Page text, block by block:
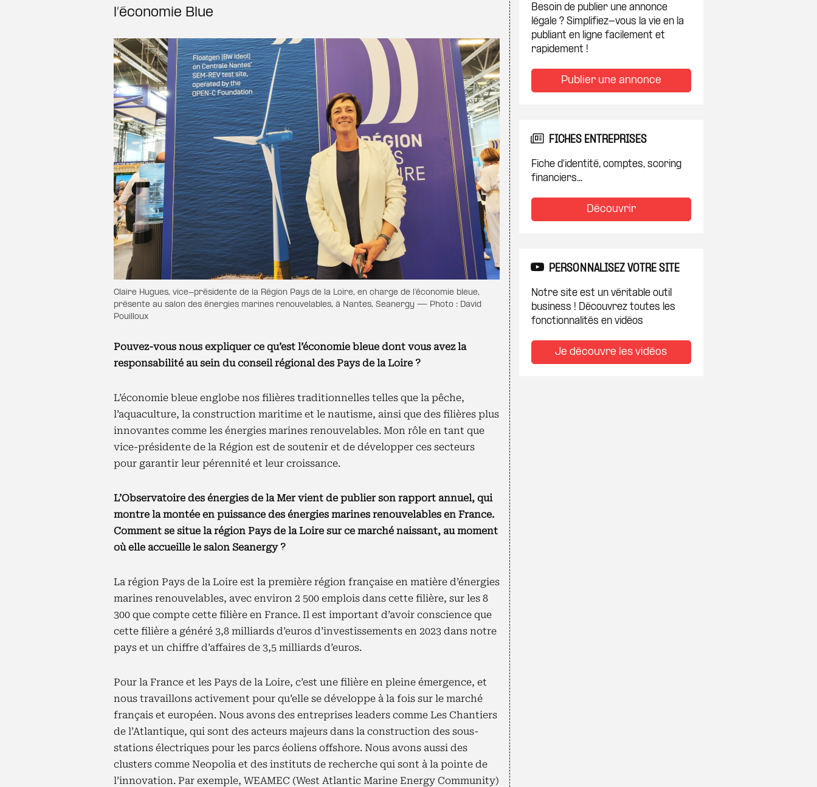
l’économie Blue
Claire Hugues, vice-présidente de la Région Pays de la Loire, en charge de l’économie bleue,
présente au salon des énergies marines renouvelables, à Nantes, Seanergy — Photo : David
Pouilloux
Pouvez-vous nous expliquer ce qu’est l’économie bleue dont vous avez la
responsabilité au sein du conseil régional des Pays de la Loire ?
L’économie bleue englobe nos filières traditionnelles telles que la pêche,
l’aquaculture, la construction maritime et le nautisme, ainsi que des filières plus
innovantes comme les énergies marines renouvelables. Mon rôle en tant que
vice-présidente de la Région est de soutenir et de développer ces secteurs
pour garantir leur pérennité et leur croissance.
L’Observatoire des énergies de la Mer vient de publier son rapport annuel, qui
montre la montée en puissance des énergies marines renouvelables en France.
Comment se situe la région Pays de la Loire sur ce marché naissant, au moment
où elle accueille le salon Seanergy ?
La région Pays de la Loire est la première région française en matière d’énergies
marines renouvelables, avec environ 2 500 emplois dans cette filière, sur les 8
300 que compte cette filière en France. Il est important d’avoir conscience que
cette filière a généré 3,8 milliards d’euros d’investissements en 2023 dans notre
pays et un chiffre d’affaires de 3,5 milliards d’euros.
Pour la France et les Pays de la Loire, c’est une filière en pleine émergence, et
nous travaillons activement pour qu’elle se développe à la fois sur le marché
français et européen. Nous avons des entreprises leaders comme Les Chantiers
de l’Atlantique, qui sont des acteurs majeurs dans la construction des sous-
stations électriques pour les parcs éoliens offshore. Nous avons aussi des
clusters comme Neopolia et des instituts de recherche qui sont à la pointe de
l’innovation. Par exemple, WEAMEC (West Atlantic Marine Energy Community)
Besoin de publier une annonce
légale ? Simplifiez-vous la vie en la
publiant en ligne facilement et
rapidement !
Publier une annonce
FICHES ENTREPRISES
Fiche d'identité, comptes, scoring
financiers...
Découvrir
PERSONNALISEZ VOTRE SITE
Notre site est un véritable outil
business ! Découvrez toutes les
fonctionnalités en vidéos
Je découvre les vidéos